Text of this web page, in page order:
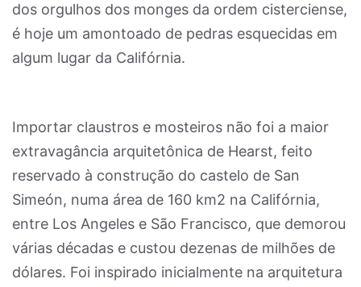
dos orgulhos dos monges da ordem cisterciense,
é hoje um amontoado de pedras esquecidas em
algum lugar da Califórnia.
Importar claustros e mosteiros não foi a maior
extravagância arquitetônica de Hearst, feito
reservado à construção do castelo de San
Simeón, numa área de 160 km2 na Califórnia,
entre Los Angeles e São Francisco, que demorou
várias décadas e custou dezenas de milhões de
dólares. Foi inspirado inicialmente na arquitetura